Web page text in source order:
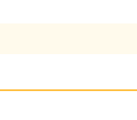
流れていき、人々の